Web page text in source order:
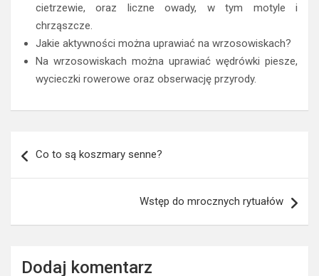
cietrzewie, oraz liczne owady, w tym motyle i
chrząszcze.
Jakie aktywności można uprawiać na wrzosowiskach?
Na wrzosowiskach można uprawiać wędrówki piesze,
wycieczki rowerowe oraz obserwację przyrody.
wpisu
Co to są koszmary senne?
Wstęp do mrocznych rytuałów
Dodaj komentarz